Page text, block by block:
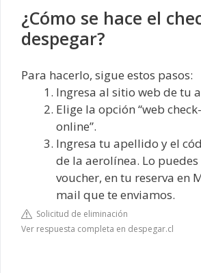
¿Cómo se hace el
despegar?
Para hacerlo, sigue estos pasos:
Ingresa al sitio web de tu
Elige la opción “web
online”.
Ingresa tu apellido y el
de la aerolínea. Lo
voucher, en tu reserva en
mail que te enviamos.
Solicitud de eliminación
Ver respuesta completa en despegar.cl